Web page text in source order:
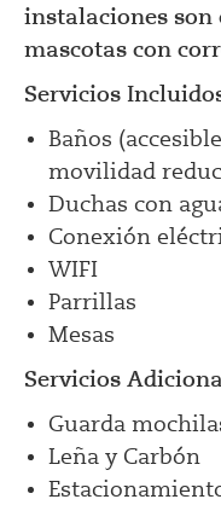
instalaciones son
mascotas con
Servicios
Baños
movilidad
Duchas con
Conexión
WIFI
Parrillas
Mesas
Servicios
Guarda
Leña y Carbón